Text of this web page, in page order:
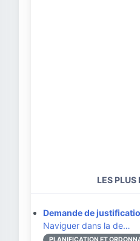
LES PLUS
Demande de
Naviguer dans la de…